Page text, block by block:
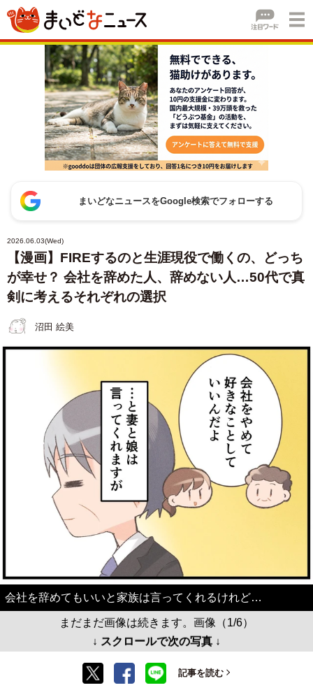
まいどなニュースをGoogle検索でフォローする
2026.06.03(Wed)
【漫画】FIREするのと生涯現役で働くの、どっち
が幸せ？ 会社を辞めた人、辞めない人…50代で真
剣に考えるそれぞれの選択
沼田 絵美
会社を辞めてもいいと家族は言ってくれるけれど…
まだまだ画像は続きます。画像（1/6）
↓ スクロールで次の写真 ↓
記事を読む